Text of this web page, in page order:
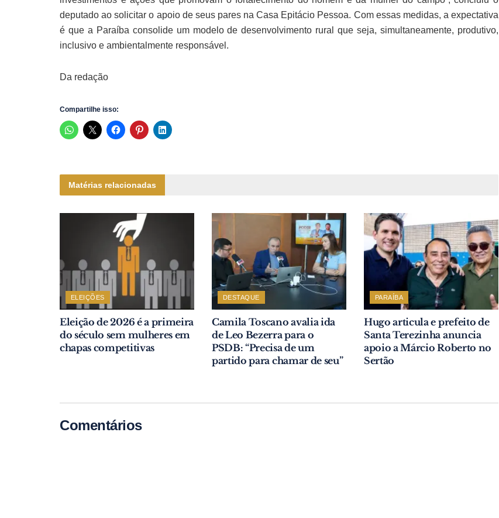
deputado ao solicitar o apoio de seus pares na Casa Epitácio Pessoa. Com essas medidas, a expectativa
é que a Paraíba consolide um modelo de desenvolvimento rural que seja, simultaneamente, produtivo,
inclusivo e ambientalmente responsável.
Da redação
Compartilhe isso:
Matérias relacionadas
ELEIÇÕES
Eleição de 2026 é a primeira
do século sem mulheres em
chapas competitivas
DESTAQUE
Camila Toscano avalia ida
de Leo Bezerra para o
PSDB: “Precisa de um
partido para chamar de seu”
PARAÍBA
Hugo articula e prefeito de
Santa Terezinha anuncia
apoio a Márcio Roberto no
Sertão
Comentários